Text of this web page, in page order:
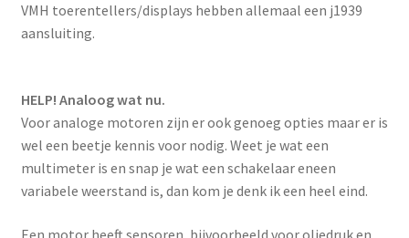
VMH toerentellers/displays hebben allemaal een j1939
aansluiting.
HELP! Analoog wat nu.
Voor analoge motoren zijn er ook genoeg opties maar er is
wel een beetje kennis voor nodig. Weet je wat een
multimeter is en snap je wat een schakelaar eneen
variabele weerstand is, dan kom je denk ik een heel eind.
Een motor heeft sensoren, bijvoorbeeld voor oliedruk en